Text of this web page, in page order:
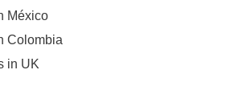
México
Colombia
in UK